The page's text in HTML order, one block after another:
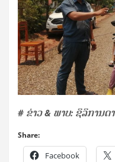
# ຂ່າວ & ພາບ: ຊິລິການດາ
Share:
Facebook